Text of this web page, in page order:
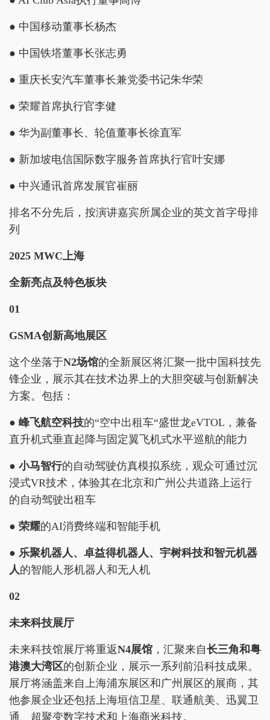
● 中国移动董事长杨杰
● 中国铁塔董事长张志勇
● 重庆长安汽车董事长兼党委书记朱华荣
● 荣耀首席执行官李健
● 华为副董事长、轮值董事长徐直军
● 新加坡电信国际数字服务首席执行官叶安娜
● 中兴通讯首席发展官崔丽
排名不分先后，按演讲嘉宾所属企业的英文首字母排
列
2025 MWC上海
全新亮点及特色板块
01
GSMA创新高地展区
这个坐落于N2场馆的全新展区将汇聚一批中国科技先
锋企业，展示其在技术边界上的大胆突破与创新解决
方案。包括：
● 峰飞航空科技的“空中出租车“盛世龙eVTOL，兼备
直升机式垂直起降与固定翼飞机式水平巡航的能力
● 小马智行的自动驾驶仿真模拟系统，观众可通过沉
浸式VR技术，体验其在北京和广州公共道路上运行
的自动驾驶出租车
● 荣耀的AI消费终端和智能手机
● 乐聚机器人、卓益得机器人、宇树科技和智元机器
人的智能人形机器人和无人机
02
未来科技展厅
未来科技馆展厅将重返N4展馆 ，汇聚来自长三角和粤
港澳大湾区的创新企业，展示一系列前沿科技成果。
展厅将涵盖来自上海浦东展区和广州展区的展商，其
他参展企业还包括上海垣信卫星、联通航美、迅翼卫
通、超聚变数字技术和上海商米科技。